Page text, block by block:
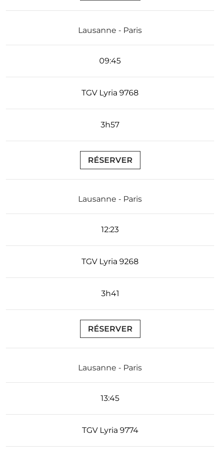
Lausanne - Paris
09:45
TGV Lyria 9768
3h57
RÉSERVER
Lausanne - Paris
12:23
TGV Lyria 9268
3h41
RÉSERVER
Lausanne - Paris
13:45
TGV Lyria 9774